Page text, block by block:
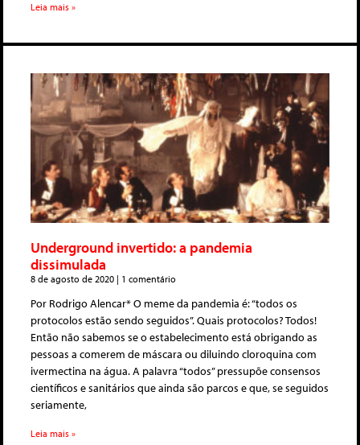
Leia mais »
Underground invertido: a pandemia
dissimulada
8 de agosto de 2020 1 comentário
Por Rodrigo Alencar* O meme da pandemia é: “todos os
protocolos estão sendo seguidos”. Quais protocolos? Todos!
Então não sabemos se o estabelecimento está obrigando as
pessoas a comerem de máscara ou diluindo cloroquina com
ivermectina na água. A palavra “todos” pressupõe consensos
científicos e sanitários que ainda são parcos e que, se seguidos
seriamente,
Leia mais »